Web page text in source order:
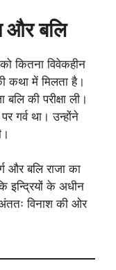
और बलि
कितना विवेकहीन
कथा में मिलता है।
की परीक्षा ली।
गर्व था। उन्होंने
और बलि राजा का
इन्द्रियों के अधीन
विनाश की ओर